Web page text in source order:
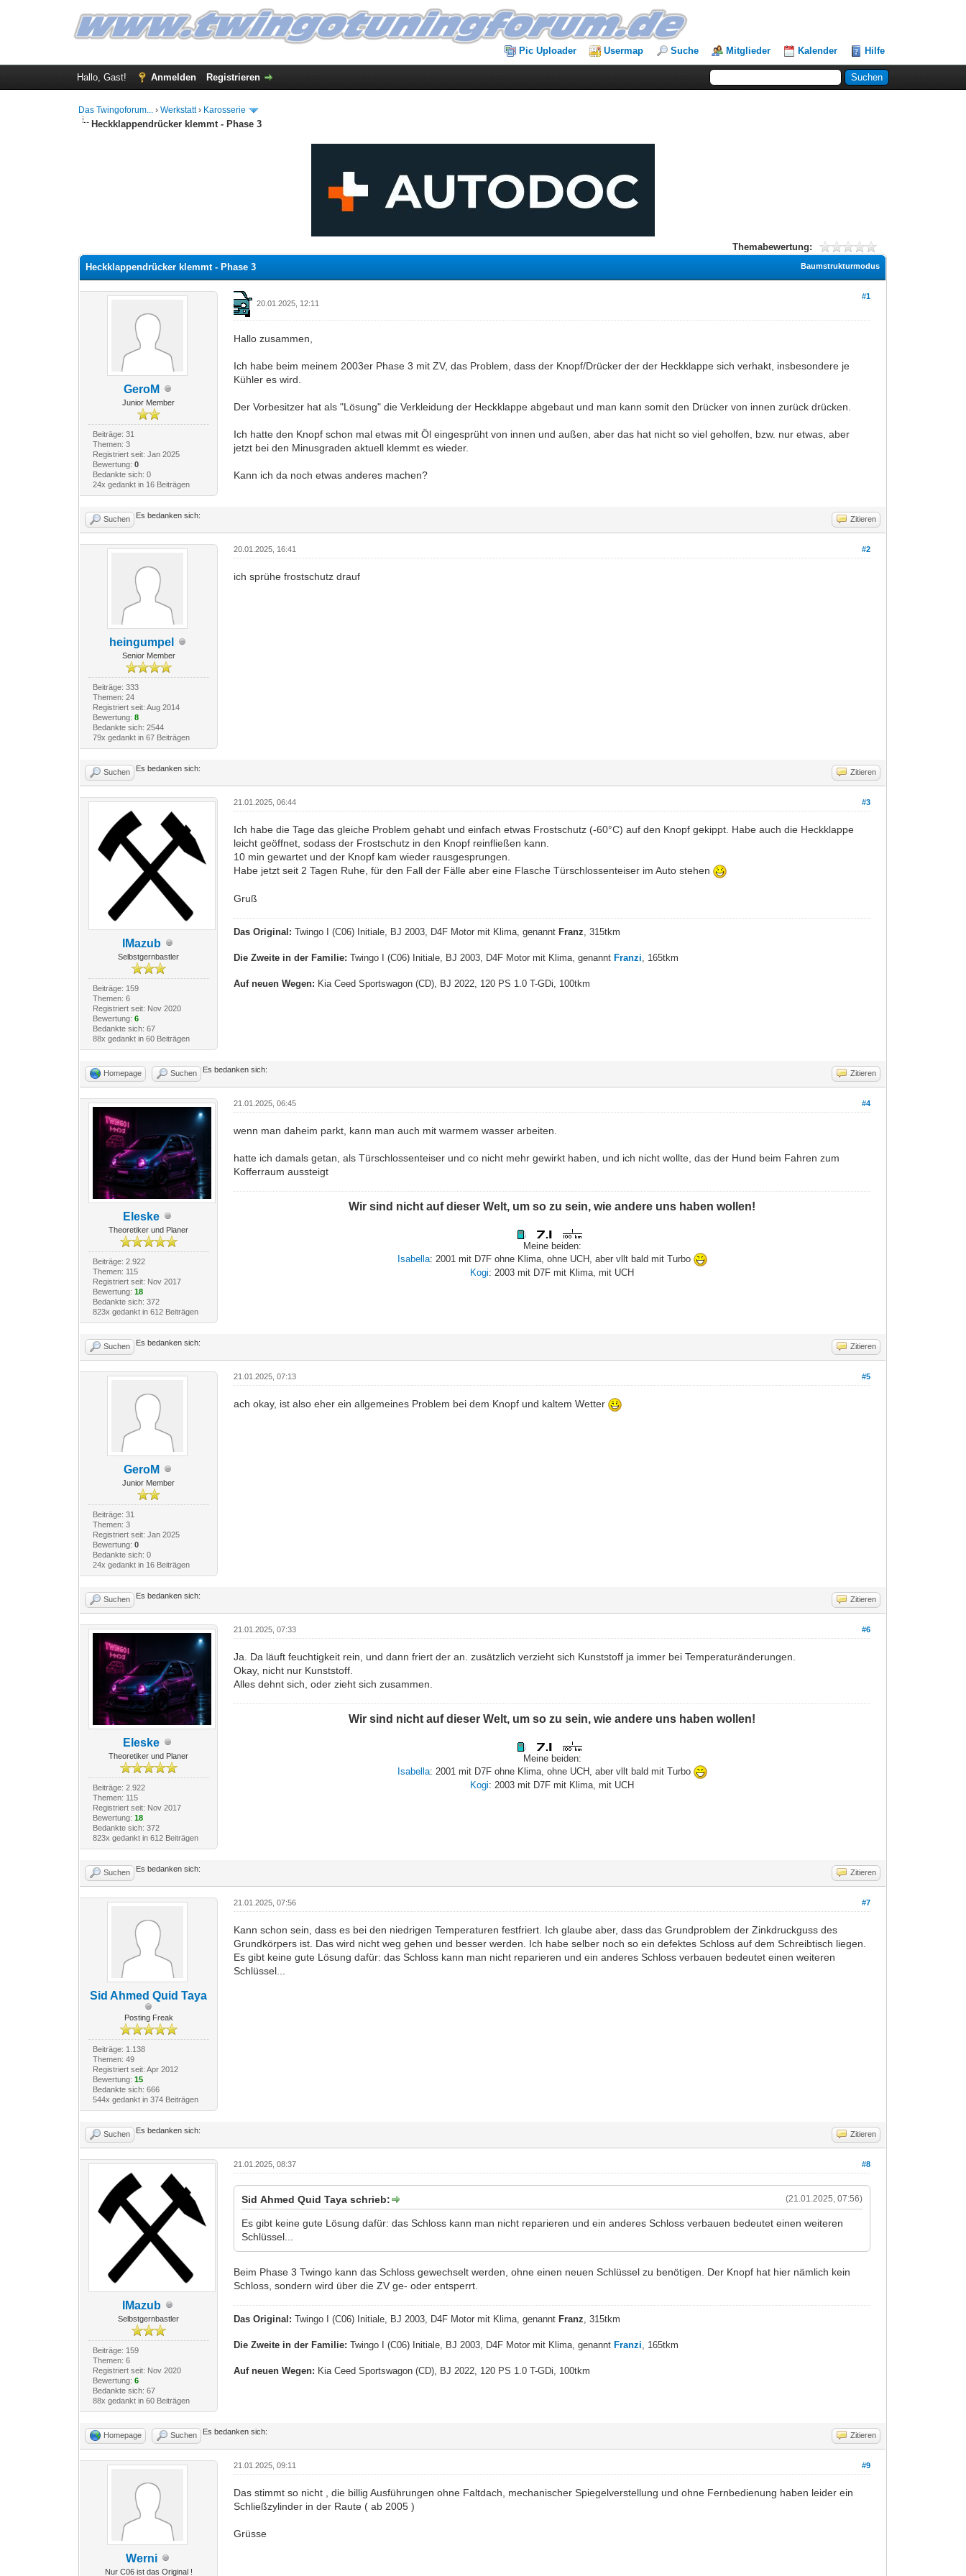
Pic Uploader Usermap Suche Mitglieder Kalender Hilfe
Hallo, Gast! Anmelden Registrieren
Das Twingoforum... ›Werkstatt› Karosserie
Heckklappendrücker klemmt - Phase 3
Themabewertung:
Baumstrukturmodus
Heckklappendrücker klemmt - Phase 3
GeroM
Junior Member
Beiträge: 31
Themen: 3
Registriert seit: Jan 2025
Bewertung: 0
Bedankte sich: 0
24x gedankt in 16 Beiträgen
#1
20.01.2025, 12:11
Hallo zusammen,
Ich habe beim meinem 2003er Phase 3 mit ZV, das Problem, dass der Knopf/Drücker der der Heckklappe sich verhakt, insbesondere je
Kühler es wird.
Der Vorbesitzer hat als "Lösung" die Verkleidung der Heckklappe abgebaut und man kann somit den Drücker von innen zurück drücken.
Ich hatte den Knopf schon mal etwas mit Öl eingesprüht von innen und außen, aber das hat nicht so viel geholfen, bzw. nur etwas, aber
jetzt bei den Minusgraden aktuell klemmt es wieder.
Kann ich da noch etwas anderes machen?
Suchen Zitieren
Es bedanken sich:
heingumpel
Senior Member
Beiträge: 333
Themen: 24
Registriert seit: Aug 2014
Bewertung: 8
Bedankte sich: 2544
79x gedankt in 67 Beiträgen
#2
20.01.2025, 16:41
ich sprühe frostschutz drauf
Suchen Zitieren
Es bedanken sich:
IMazub
Selbstgernbastler
Beiträge: 159
Themen: 6
Registriert seit: Nov 2020
Bewertung: 6
Bedankte sich: 67
88x gedankt in 60 Beiträgen
#3
21.01.2025, 06:44
Ich habe die Tage das gleiche Problem gehabt und einfach etwas Frostschutz (-60°C) auf den Knopf gekippt. Habe auch die Heckklappe
leicht geöffnet, sodass der Frostschutz in den Knopf reinfließen kann.
10 min gewartet und der Knopf kam wieder rausgesprungen.
Habe jetzt seit 2 Tagen Ruhe, für den Fall der Fälle aber eine Flasche Türschlossenteiser im Auto stehen
Gruß
Das Original: Twingo I (C06) Initiale, BJ 2003, D4F Motor mit Klima, genanntFranz , 315tkm
Die Zweite in der Familie: Twingo I (C06) Initiale, BJ 2003, D4F Motor mit Klima, genanntFranzi , 165tkm
Auf neuen Wegen: Kia Ceed Sportswagon (CD), BJ 2022, 120 PS 1.0 T-GDi, 100tkm
Homepage Suchen Zitieren
Es bedanken sich:
Eleske
Theoretiker und Planer
Beiträge: 2.922
Themen: 115
Registriert seit: Nov 2017
Bewertung: 18
Bedankte sich: 372
823x gedankt in 612 Beiträgen
#4
21.01.2025, 06:45
wenn man daheim parkt, kann man auch mit warmem wasser arbeiten.
hatte ich damals getan, als Türschlossenteiser und co nicht mehr gewirkt haben, und ich nicht wollte, das der Hund beim Fahren zum
Kofferraum aussteigt
Wir sind nicht auf dieser Welt, um so zu sein, wie andere uns haben wollen!
Meine beiden:
Isabella: 2001 mit D7F ohne Klima, ohne UCH, aber vllt bald mit Turbo
Kogi: 2003 mit D7F mit Klima, mit UCH
Suchen Zitieren
Es bedanken sich:
GeroM
Junior Member
Beiträge: 31
Themen: 3
Registriert seit: Jan 2025
Bewertung: 0
Bedankte sich: 0
24x gedankt in 16 Beiträgen
#5
21.01.2025, 07:13
ach okay, ist also eher ein allgemeines Problem bei dem Knopf und kaltem Wetter
Suchen Zitieren
Es bedanken sich:
Eleske
Theoretiker und Planer
Beiträge: 2.922
Themen: 115
Registriert seit: Nov 2017
Bewertung: 18
Bedankte sich: 372
823x gedankt in 612 Beiträgen
#6
21.01.2025, 07:33
Ja. Da läuft feuchtigkeit rein, und dann friert der an. zusätzlich verzieht sich Kunststoff ja immer bei Temperaturänderungen.
Okay, nicht nur Kunststoff.
Alles dehnt sich, oder zieht sich zusammen.
Wir sind nicht auf dieser Welt, um so zu sein, wie andere uns haben wollen!
Meine beiden:
Isabella: 2001 mit D7F ohne Klima, ohne UCH, aber vllt bald mit Turbo
Kogi: 2003 mit D7F mit Klima, mit UCH
Suchen Zitieren
Es bedanken sich:
Sid Ahmed Quid Taya
Posting Freak
Beiträge: 1.138
Themen: 49
Registriert seit: Apr 2012
Bewertung: 15
Bedankte sich: 666
544x gedankt in 374 Beiträgen
#7
21.01.2025, 07:56
Kann schon sein, dass es bei den niedrigen Temperaturen festfriert. Ich glaube aber, dass das Grundproblem der Zinkdruckguss des
Grundkörpers ist. Das wird nicht weg gehen und besser werden. Ich habe selber noch so ein defektes Schloss auf dem Schreibtisch liegen.
Es gibt keine gute Lösung dafür: das Schloss kann man nicht reparieren und ein anderes Schloss verbauen bedeutet einen weiteren
Schlüssel...
Suchen Zitieren
Es bedanken sich:
IMazub
Selbstgernbastler
Beiträge: 159
Themen: 6
Registriert seit: Nov 2020
Bewertung: 6
Bedankte sich: 67
88x gedankt in 60 Beiträgen
#8
21.01.2025, 08:37
(21.01.2025, 07:56)
Sid Ahmed Quid Taya schrieb:
Es gibt keine gute Lösung dafür: das Schloss kann man nicht reparieren und ein anderes Schloss verbauen bedeutet einen weiteren
Schlüssel...
Beim Phase 3 Twingo kann das Schloss gewechselt werden, ohne einen neuen Schlüssel zu benötigen. Der Knopf hat hier nämlich kein
Schloss, sondern wird über die ZV ge- oder entsperrt.
Das Original: Twingo I (C06) Initiale, BJ 2003, D4F Motor mit Klima, genannt Franz , 315tkm
Die Zweite in der Familie: Twingo I (C06) Initiale, BJ 2003, D4F Motor mit Klima, genannt Franzi , 165tkm
Auf neuen Wegen: Kia Ceed Sportswagon (CD), BJ 2022, 120 PS 1.0 T-GDi, 100tkm
Homepage Suchen Zitieren
Es bedanken sich:
Werni
Nur C06 ist das Original !
#9
21.01.2025, 09:11
Das stimmt so nicht , die billig Ausführungen ohne Faltdach, mechanischer Spiegelverstellung und ohne Fernbedienung haben leider ein
Schließzylinder in der Raute ( ab 2005 )
Grüsse